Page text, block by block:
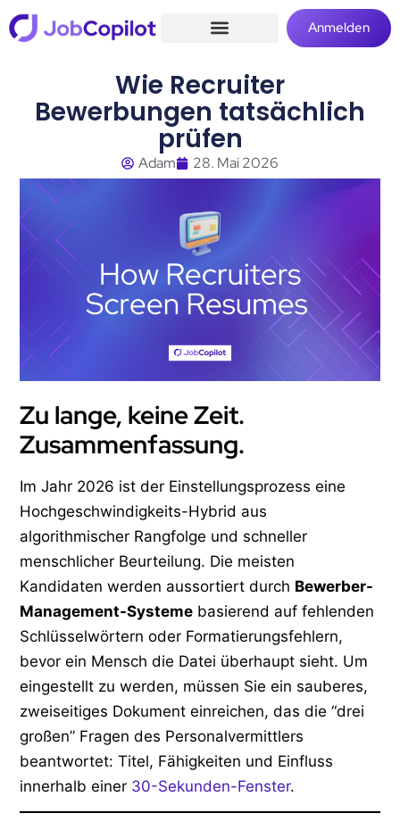
Anmelden
Wie Recruiter
Bewerbungen tatsächlich
prüfen
Adam 28. Mai 2026
Zu lange, keine Zeit.
Zusammenfassung.
Im Jahr 2026 ist der Einstellungsprozess eine
Hochgeschwindigkeits-Hybrid aus
algorithmischer Rangfolge und schneller
menschlicher Beurteilung. Die meisten
Kandidaten werden aussortiert durch Bewerber-
Management-Systeme basierend auf fehlenden
Schlüsselwörtern oder Formatierungsfehlern,
bevor ein Mensch die Datei überhaupt sieht. Um
eingestellt zu werden, müssen Sie ein sauberes,
zweiseitiges Dokument einreichen, das die “drei
großen” Fragen des Personalvermittlers
beantwortet: Titel, Fähigkeiten und Einfluss
innerhalb einer 30-Sekunden-Fenster.